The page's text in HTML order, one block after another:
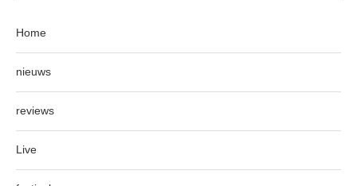
Home
nieuws
reviews
Live